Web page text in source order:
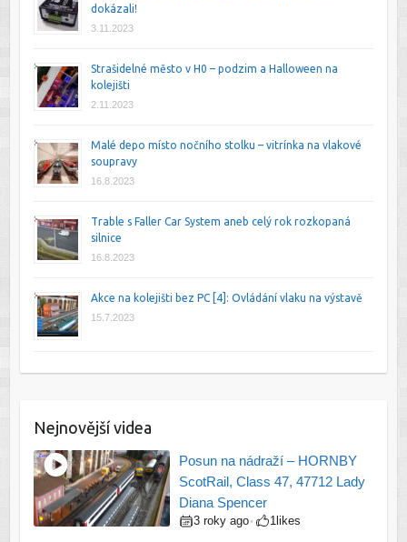
dokázali!
3.11.2023
Strašidelné město v H0 – podzim a Halloween na
kolejišti
2.11.2023
Malé depo místo nočního stolku – vitrínka na vlakové
soupravy
16.8.2023
Trable s Faller Car System aneb celý rok rozkopaná
silnice
16.8.2023
Akce na kolejišti bez PC [4]: Ovládání vlaku na výstavě
15.7.2023
Nejnovější videa
Posun na nádraží – HORNBY
ScotRail, Class 47, 47712 Lady
Diana Spencer
3 roky ago• 1likes